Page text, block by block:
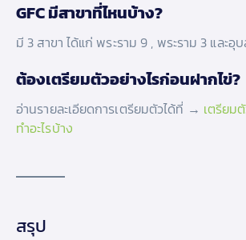
GFC มีสาขาที่ไหนบ้าง?
มี 3 สาขา ได้แก่ พระราม 9 , พระราม 3 และอุ
ต้องเตรียมตัวอย่างไรก่อนฝากไข่?
อ่านรายละเอียดการเตรียมตัวได้ที่ → เตรียม
ทำอะไรบ้าง
สรุป